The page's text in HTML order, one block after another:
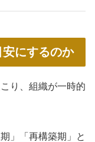
にするのか
り、組織が一時的
」「再構築期」と